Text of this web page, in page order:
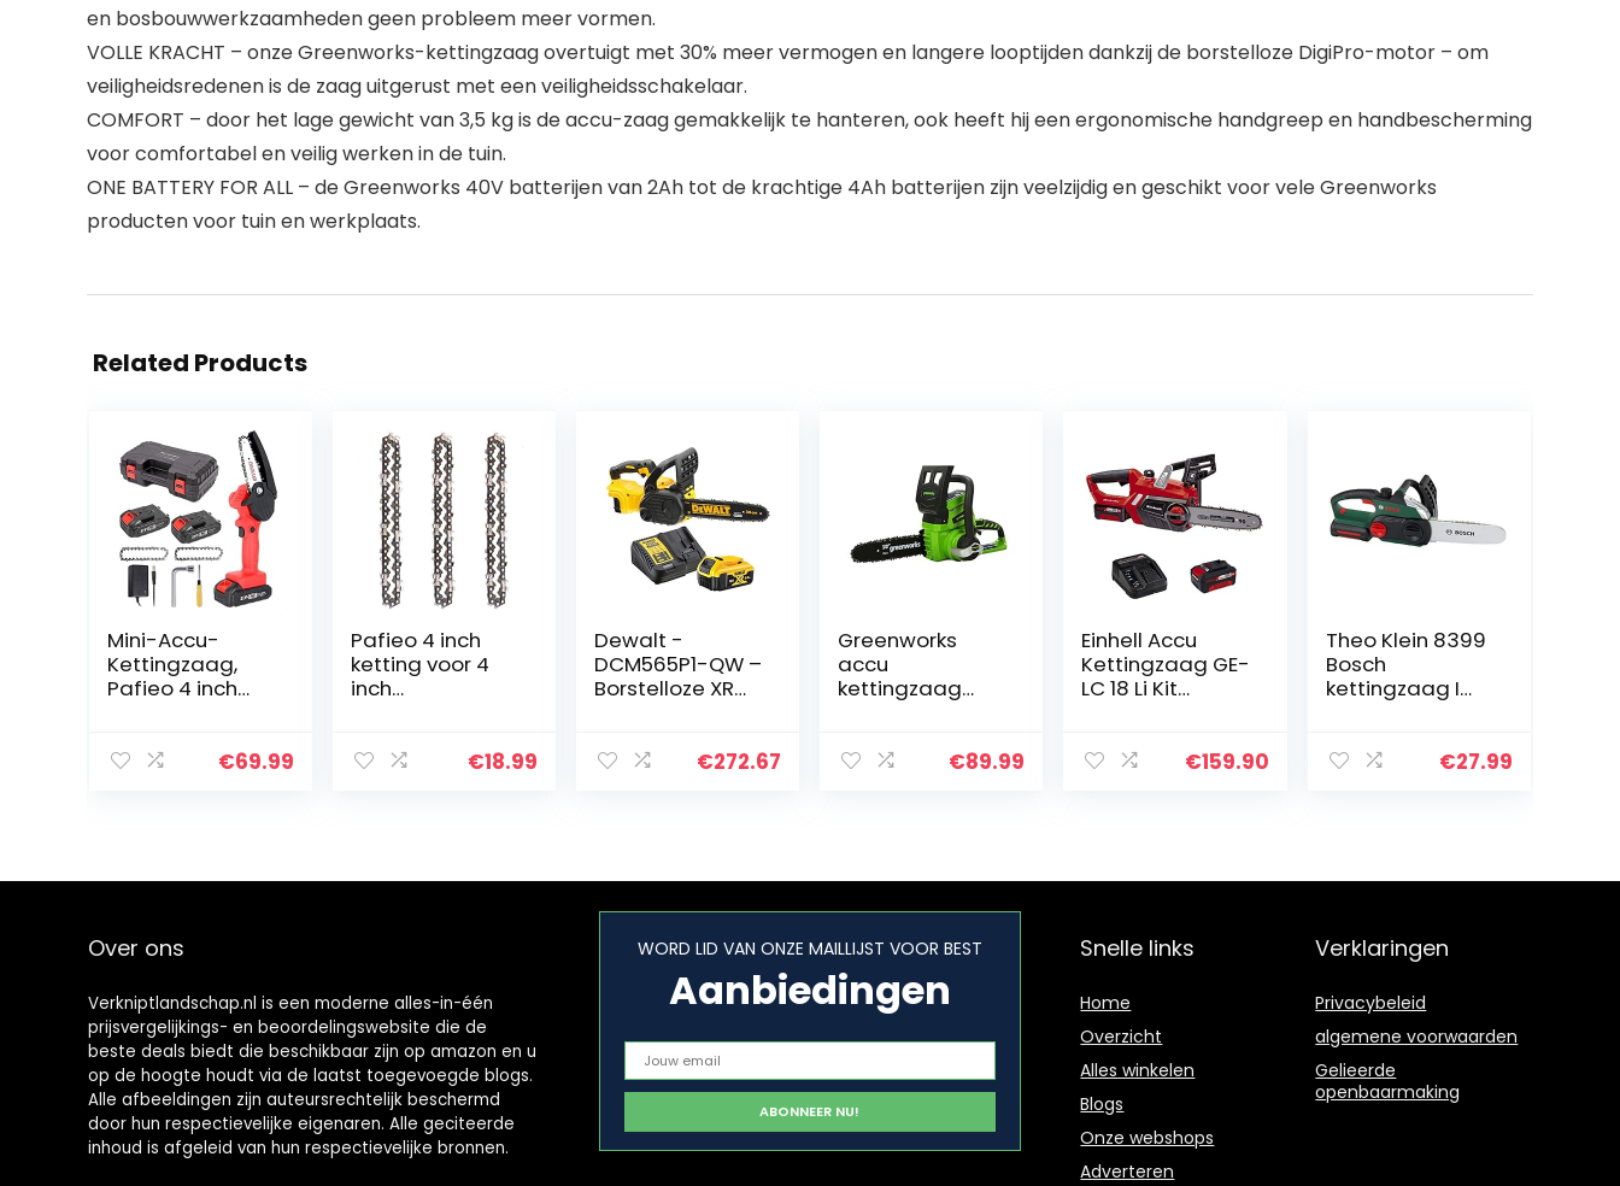
en bosbouwwerkzaamheden geen probleem meer vormen.
VOLLE KRACHT – onze Greenworks-kettingzaag overtuigt met 30% meer vermogen en langere looptijden dankzij de borstelloze DigiPro-motor – om
veiligheidsredenen is de zaag uitgerust met een veiligheidsschakelaar.
COMFORT – door het lage gewicht van 3,5 kg is de accu-zaag gemakkelijk te hanteren, ook heeft hij een ergonomische handgreep en handbescherming
voor comfortabel en veilig werken in de tuin.
ONE BATTERY FOR ALL – de Greenworks 40V batterijen van 2Ah tot de krachtige 4Ah batterijen zijn veelzijdig en geschikt voor vele Greenworks
producten voor tuin en werkplaats.
Related Products
Mini-Accu-
Kettingzaag,
Pafieo 4 inch
Oplader,
€69.99
Pafieo 4 inch
ketting voor 4
inch
€18.99
Dewalt -
DCM565P1-QW –
Borstelloze XR
Draadloze€272.67
Greenworks
accu
kettingzaag
kettingsnelheid
zonder accu…
€89.99
Einhell Accu
Kettingzaag GE-
LC 18 Li Kit
Ion, 18 V, 25 cm
€159.90
Theo Klein 8399
Bosch
kettingzaag I
op batterijen
€27.99
Over ons
Verkniptlandschap.nl is een moderne alles-in-één
prijsvergelijkings- en beoordelingswebsite die de
beste deals biedt die beschikbaar zijn op amazon en u
op de hoogte houdt via de laatst toegevoegde blogs.
Alle afbeeldingen zijn auteursrechtelijk beschermd
door hun respectievelijke eigenaren. Alle geciteerde
inhoud is afgeleid van hun respectievelijke bronnen.
WORD LID VAN ONZE MAILLIJST VOOR BEST
Aanbiedingen
Snelle links
Home
Overzicht
Alles winkelen
Blogs
Onze webshops
Adverteren
Verklaringen
Privacybeleid
algemene voorwaarden
Gelieerde
openbaarmaking